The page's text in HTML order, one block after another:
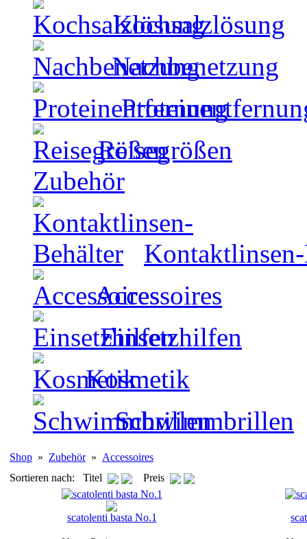
Kochsalzlösung
Nachbenetzung
Reisegrößen
Zubehör
Accessoires
Einsetzhilfen
Kosmetik
Schwimmbrillen
Shop » Zubehör» Accessoires
Sortieren nach: Titel
Preis
scatolenti basta No.1